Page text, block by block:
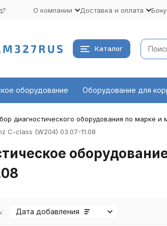
О компании Доставка и оплата
Каталог
оборудование Оборудование для
диагностического оборудования по марке и
C-class (W204) 03.07-11.08
Дата добавления